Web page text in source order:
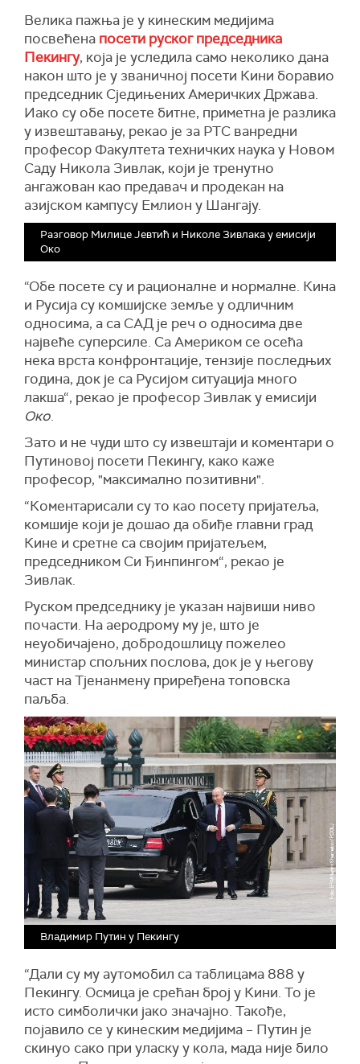
Велика пажња је у кинеским медијима
посвећена посети руског председника
Пекингу, која је уследила само неколико дана
након што је у званичној посети Кини боравио
председник Сједињених Америчких Држава.
Иако су обе посете битне, приметна је разлика
у извештавању, рекао је за РТС ванредни
професор Факултета техничких наука у Новом
Саду Никола Зивлак, који је тренутно
ангажован као предавач и продекан на
азијском кампусу Емлион у Шангају.
Разговор Милице Јевтић и Николе Зивлака у емисији
Око
“Обе посете су и рационалне и нормалне. Кина
и Русија су комшијске земље у одличним
односима, а са САД је реч о односима две
највеће суперсиле. Са Америком се осећа
нека врста конфронтације, тензије последњих
година, док је са Русијом ситуација много
лакша“, рекао је професор Зивлак у емисији
Око.
Зато и не чуди што су извештаји и коментари о
Путиновој посети Пекингу, како каже
професор, "максимално позитивни".
“Коментарисали су то као посету пријатеља,
комшије који је дошао да обиђе главни град
Кине и сретне са својим пријатељем,
председником Си Ђинпингом“, рекао је
Зивлак.
Руском председнику је указан највиши ниво
почасти. На аеродрому му је, што је
неуобичајено, добродошлицу пожелео
министар спољних послова, док је у његову
част на Тјенанмену приређена топовска
паљба.
Владимир Путин у Пекингу
“Дали су му аутомобил са таблицама 888 у
Пекингу. Осмица је срећан број у Кини. То је
исто симболички јако значајно. Такође,
појавило се у кинеским медијима – Путин је
скинуо сако при уласку у кола, мада није било